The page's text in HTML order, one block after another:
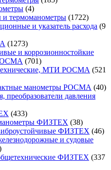
44
товара
термоманометры 17221722
товара
и указатель расхода 9
12731273
товара
и коррозионностойкие
701701
товарМТИ РОСМА
521
манометры РОСМА 4040
преобразователи давления
433433
товараФИЗТЕХ 3838
товаров
ФИЗТЕХ 4646
и судовые
ФИЗТЕХ 337